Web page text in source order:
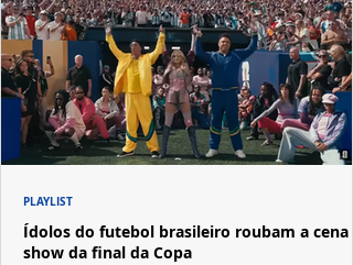
Ídolos do futebol brasileiro roubam a cena
show da final da Copa
PLAYLIST